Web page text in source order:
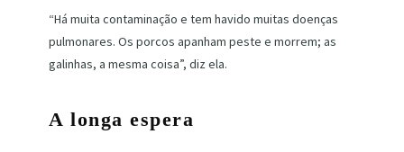
“Há muita contaminação e tem havido muitas doenças
pulmonares. Os porcos apanham peste e morrem; as
galinhas, a mesma coisa”, diz ela.
A longa espera